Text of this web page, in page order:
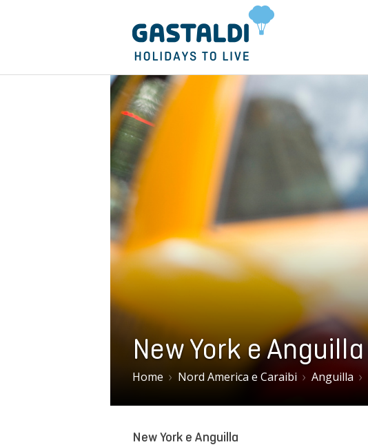
New York e Anguilla
Home Nord America e Caraibi Anguilla
New York e Anguilla